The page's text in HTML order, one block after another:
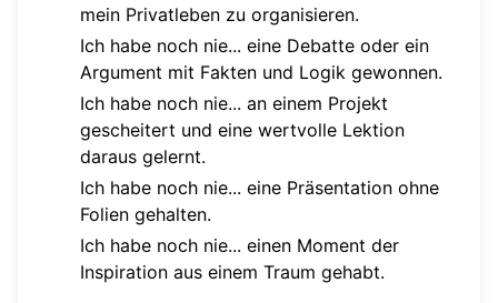
mein Privatleben zu organisieren.
Ich habe noch nie... eine Debatte oder ein
Argument mit Fakten und Logik gewonnen.
Ich habe noch nie... an einem Projekt
gescheitert und eine wertvolle Lektion
daraus gelernt.
Ich habe noch nie... eine Präsentation ohne
Folien gehalten.
Ich habe noch nie... einen Moment der
Inspiration aus einem Traum gehabt.